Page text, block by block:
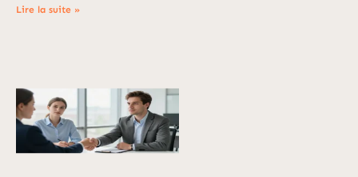
Lire la suite »